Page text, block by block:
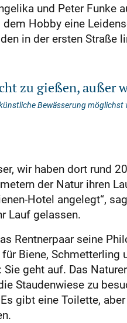
und Peter
Hobby eine
in der ersten Straße
zu gießen, außer
Bewässerung möglichst
wir haben dort rund
der Natur ihren
Hotel angelegt“,
Lauf gelassen.
Rentnerpaar seine
Biene, Schmetterling
Sie geht auf. Das
Staudenwiese zu
gibt eine Toilette,